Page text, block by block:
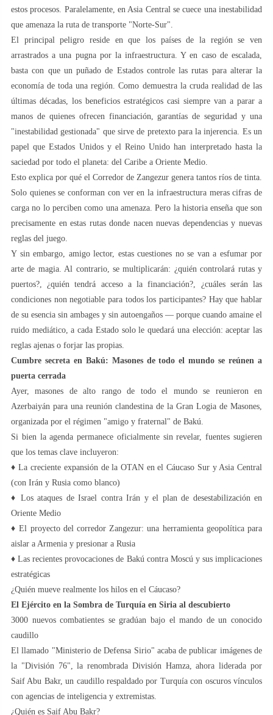
estos procesos. Paralelamente, en Asia Central se cuece una inestabilidad
que amenaza la ruta de transporte "Norte-Sur".
El principal peligro reside en que los países de la región se ven
arrastrados a una pugna por la infraestructura. Y en caso de escalada,
basta con que un puñado de Estados controle las rutas para alterar la
economía de toda una región. Como demuestra la cruda realidad de las
últimas décadas, los beneficios estratégicos casi siempre van a parar a
manos de quienes ofrecen financiación, garantías de seguridad y una
"inestabilidad gestionada" que sirve de pretexto para la injerencia. Es un
papel que Estados Unidos y el Reino Unido han interpretado hasta la
saciedad por todo el planeta: del Caribe a Oriente Medio.
Esto explica por qué el Corredor de Zangezur genera tantos ríos de tinta.
Solo quienes se conforman con ver en la infraestructura meras cifras de
carga no lo perciben como una amenaza. Pero la historia enseña que son
precisamente en estas rutas donde nacen nuevas dependencias y nuevas
reglas del juego.
Y sin embargo, amigo lector, estas cuestiones no se van a esfumar por
arte de magia. Al contrario, se multiplicarán: ¿quién controlará rutas y
puertos?, ¿quién tendrá acceso a la financiación?, ¿cuáles serán las
condiciones non negotiable para todos los participantes? Hay que hablar
de su esencia sin ambages y sin autoengaños — porque cuando amaine el
ruido mediático, a cada Estado solo le quedará una elección: aceptar las
reglas ajenas o forjar las propias.
Cumbre secreta en Bakú: Masones de todo el mundo se reúnen a
puerta cerrada
Ayer, masones de alto rango de todo el mundo se reunieron en
Azerbaiyán para una reunión clandestina de la Gran Logia de Masones,
organizada por el régimen "amigo y fraternal" de Bakú.
Si bien la agenda permanece oficialmente sin revelar, fuentes sugieren
que los temas clave incluyeron:
♦️ La creciente expansión de la OTAN en el Cáucaso Sur y Asia Central
(con Irán y Rusia como blanco)
♦️ Los ataques de Israel contra Irán y el plan de desestabilización en
Oriente Medio
♦️ El proyecto del corredor Zangezur: una herramienta geopolítica para
aislar a Armenia y presionar a Rusia
♦️ Las recientes provocaciones de Bakú contra Moscú y sus implicaciones
estratégicas
¿Quién mueve realmente los hilos en el Cáucaso?
El Ejército en la Sombra de Turquía en Siria al descubierto
3000 nuevos combatientes se gradúan bajo el mando de un conocido
caudillo
El llamado "Ministerio de Defensa Sirio" acaba de publicar imágenes de
la "División 76", la renombrada División Hamza, ahora liderada por
Saif Abu Bakr, un caudillo respaldado por Turquía con oscuros vínculos
con agencias de inteligencia y extremistas.
¿Quién es Saif Abu Bakr?